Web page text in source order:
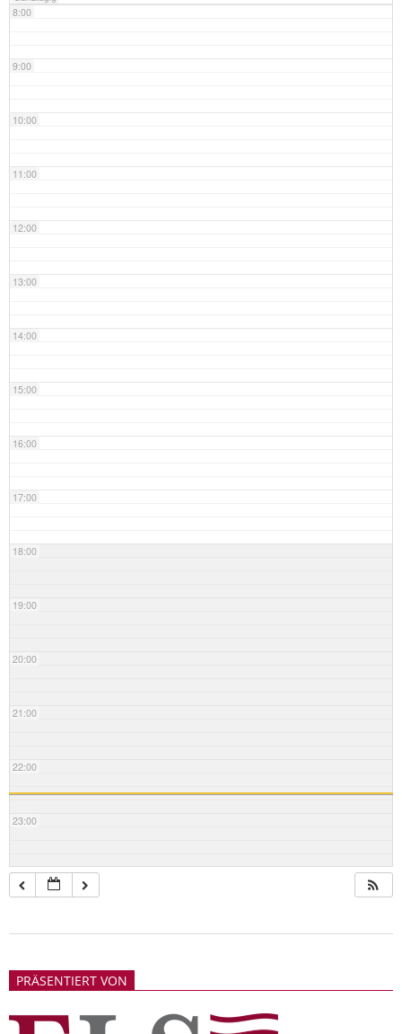
8:00
9:00
10:00
11:00
12:00
13:00
14:00
15:00
16:00
17:00
18:00
19:00
20:00
21:00
22:00
23:00
21PRÄSENTIERT VON